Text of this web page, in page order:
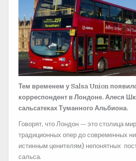
Тем временем у Salsa Union
корреспондент в Лондоне. Алеся
сальсатеках Туманного Альбиона.
Говорят, что Лондон — это столица
традиционных опер до современных
истинным ценителям) непонятных
сальса.